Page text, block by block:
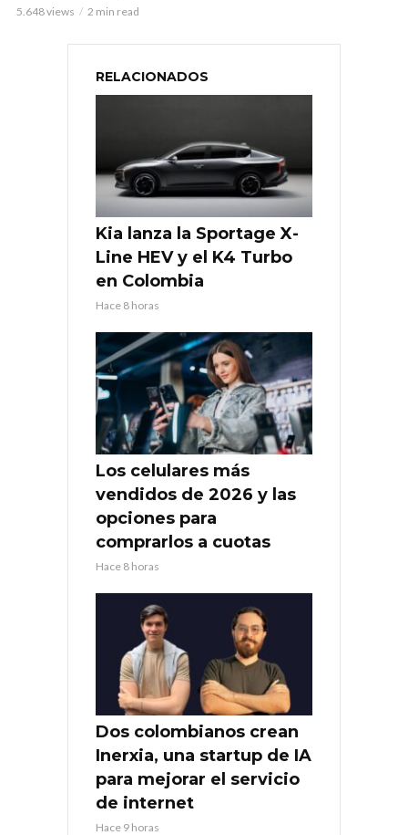
5.648 views 2 min read
RELACIONADOS
Kia lanza la Sportage X-
Line HEV y el K4 Turbo
en Colombia
Hace 8 horas
Los celulares más
vendidos de 2026 y las
opciones para
comprarlos a cuotas
Hace 8 horas
Dos colombianos crean
Inerxia, una startup de IA
para mejorar el servicio
de internet
Hace 9 horas